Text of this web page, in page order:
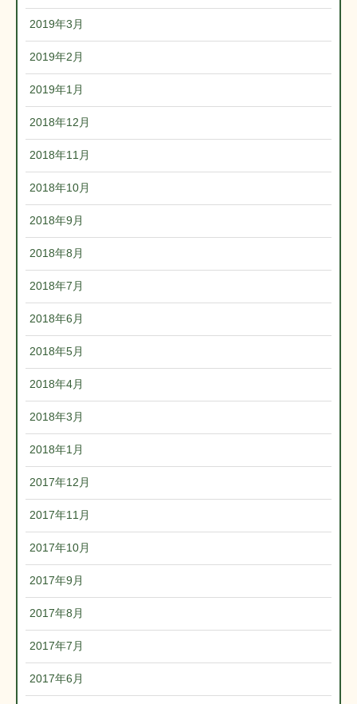
2019年3月
2019年2月
2019年1月
2018年12月
2018年11月
2018年10月
2018年9月
2018年8月
2018年7月
2018年6月
2018年5月
2018年4月
2018年3月
2018年1月
2017年12月
2017年11月
2017年10月
2017年9月
2017年8月
2017年7月
2017年6月